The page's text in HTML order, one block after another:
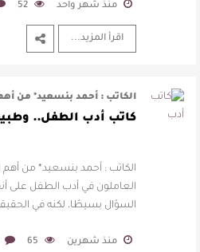
منذ شهر واحد 52
اقرأ المزيد...
الكاتب : أحمد بنسعيد* من أهم
يطرحها العاملون في أدب
كاتب أدب الطفل..
الكاتب : أحمد بنسعيد* من أهم
العاملون في أدب الطفل على
السؤال بسيطًا، لكنه في
منذ شهرين 65